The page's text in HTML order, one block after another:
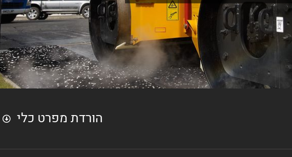
הורדת מפרט כלי